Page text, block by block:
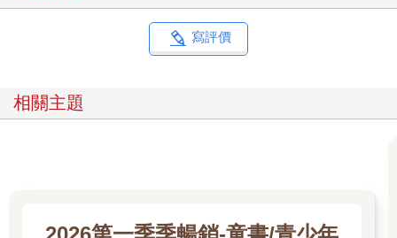
寫評價
相關主題